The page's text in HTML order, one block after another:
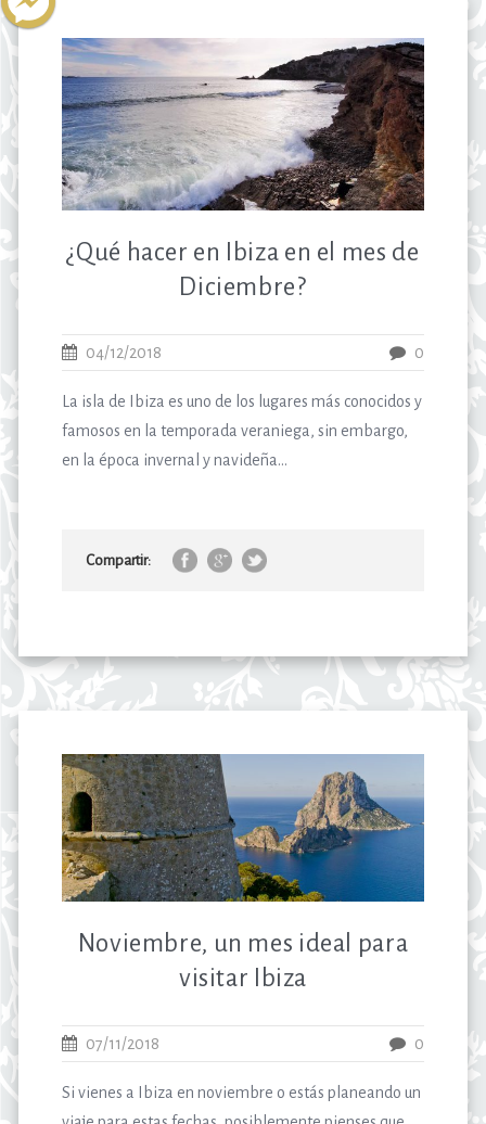
¿Qué hacer en Ibiza en el mes de
Diciembre?
04/12/2018 0
La isla de Ibiza es uno de los lugares más conocidos y
famosos en la temporada veraniega, sin embargo,
en la época invernal y navideña...
Compartir:
Noviembre, un mes ideal para
visitar Ibiza
07/11/2018 0
Si vienes a Ibiza en noviembre o estás planeando un